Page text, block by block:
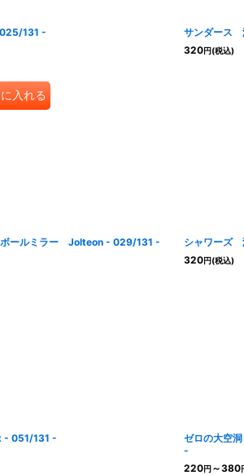
131 -
入れる
サンダース
320円(税込)
ールミラー Jolteon - 029/131 -
シャワーズ
320円(税込)
- 051/131 -
ゼロの大空
-
220円～380